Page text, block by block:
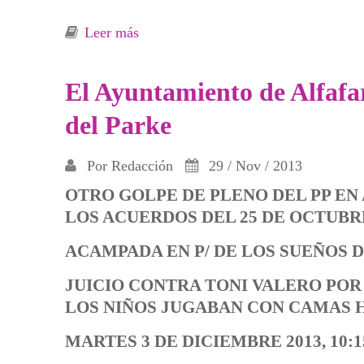
Leer más
El Ayuntamiento de
del Parke
Por Redacción 29 / Nov / 2013
OTRO GOLPE DE PLENO DEL PP
LOS ACUERDOS DEL 25 DE
ACAMPADA EN P/ DE LOS SUEÑOS
JUICIO CONTRA TONI VALERO
LOS NIÑOS JUGABAN CON CAMAS
MARTES 3 DE DICIEMBRE 2013,